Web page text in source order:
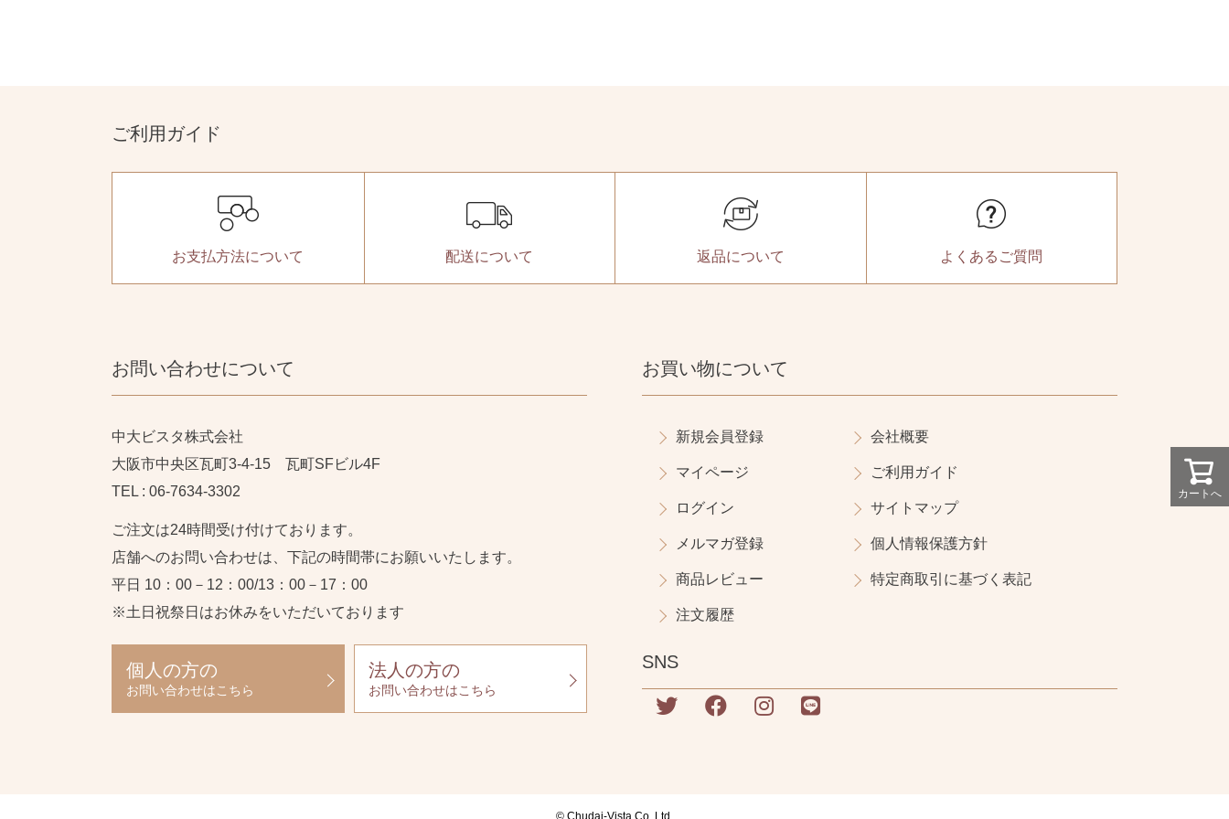
カートへ
ご利用ガイド
お支払方法について 配送について 返品について よくある ご質問
お問い合わせについて
中大ビスタ株式会社
大阪市中央区瓦町3-4-15 瓦町SFビル4F
TEL : 06-7634-3302
ご注文は24時間受け付けております。
店舗へのお問い合わせは、下記の時間帯にお願いいたします。
平日 10：00－12：00/13：00－17：00
※土日祝祭日はお休みをいただいております
個人の方の
お問い合わせはこちら
法人の方の
お問い合わせはこちら
お買い物について
新規会員登録
マイページ
ログイン
メルマガ登録
商品レビュー
注文履歴
会社概要
ご利用ガイド
サイトマップ
個人情報保護方針
特定商取引に基づく表記
SNS
© Chudai-Vista Co.,Ltd.